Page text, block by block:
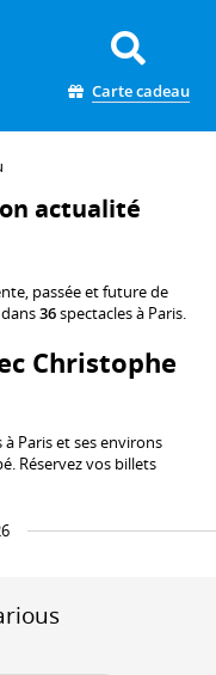
Carte cadeau
actualité
passée et future de
36spectacles à Paris.
Christophe
Paris et ses environs
Réservez vos billets